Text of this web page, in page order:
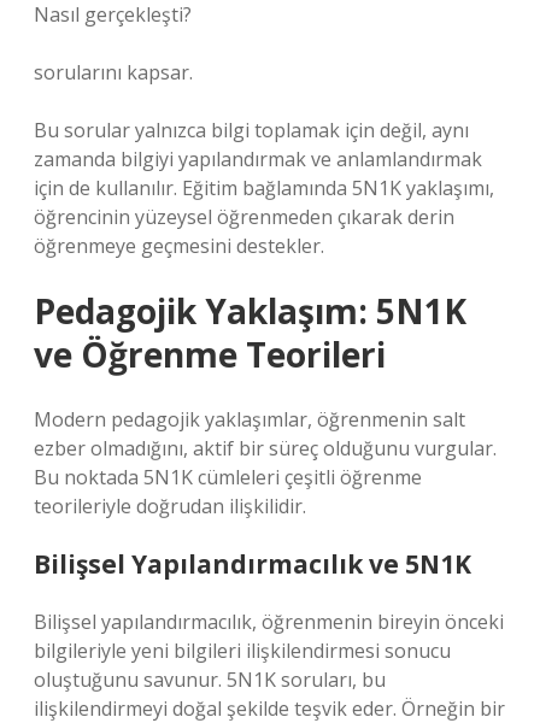
Nasıl gerçekleşti?
sorularını kapsar.
Bu sorular yalnızca bilgi toplamak için değil, aynı
zamanda bilgiyi yapılandırmak ve anlamlandırmak
için de kullanılır. Eğitim bağlamında 5N1K yaklaşımı,
öğrencinin yüzeysel öğrenmeden çıkarak derin
öğrenmeye geçmesini destekler.
Pedagojik Yaklaşım: 5N1K
ve Öğrenme Teorileri
Modern pedagojik yaklaşımlar, öğrenmenin salt
ezber olmadığını, aktif bir süreç olduğunu vurgular.
Bu noktada 5N1K cümleleri çeşitli öğrenme
teorileriyle doğrudan ilişkilidir.
Bilişsel Yapılandırmacılık ve 5N1K
Bilişsel yapılandırmacılık, öğrenmenin bireyin önceki
bilgileriyle yeni bilgileri ilişkilendirmesi sonucu
oluştuğunu savunur. 5N1K soruları, bu
ilişkilendirmeyi doğal şekilde teşvik eder. Örneğin bir